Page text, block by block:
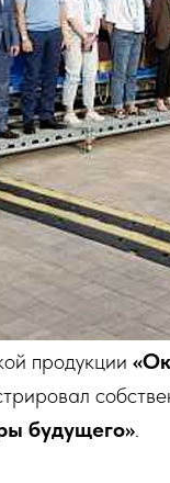
продукции
будущего».